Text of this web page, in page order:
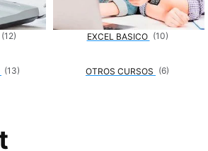
(12) EXCEL BASICO (10)
(13) OTROS CURSOS (6)